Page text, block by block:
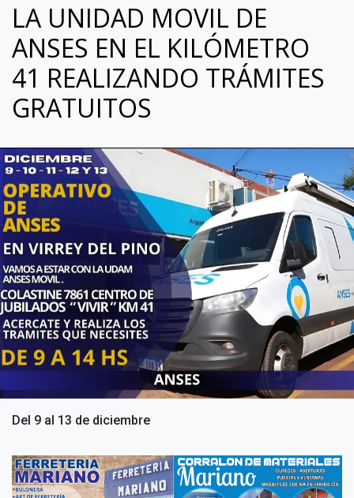
LA UNIDAD MOVIL DE
ANSES EN EL KILÓMETRO
41 REALIZANDO TRÁMITES
GRATUITOS
Del 9 al 13 de diciembre